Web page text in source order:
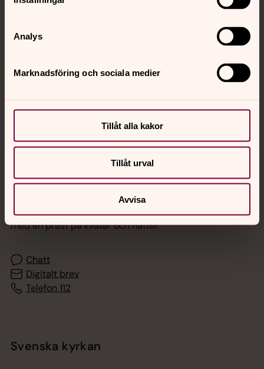
Analys
Marknadsföring och sociala medier
Tillåt alla kakor
Tillåt urval
Avvisa
Kalender
Jourhavande präst
Akut samtals- och krisstöd. Prata eller chatta anonymt
med en präst på kvällar och nätter.
Chatt
Digitalt brev
Telefon 112
Svenska kyrkan